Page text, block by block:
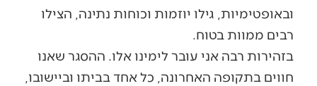
ובאופטימיות, גילו יוזמות וכוחות נתינה, הצילו
רבים ממוות בטוח.
בזהירות רבה אני עובר לימינו אלו. ההסגר שאנו
חווים בתקופה האחרונה, כל אחד בביתו וביישובו,